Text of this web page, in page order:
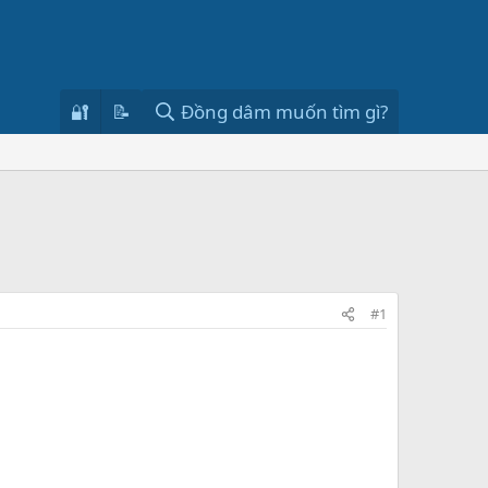
🔐 📝 Đồng dâm muốn tìm gì?
#1